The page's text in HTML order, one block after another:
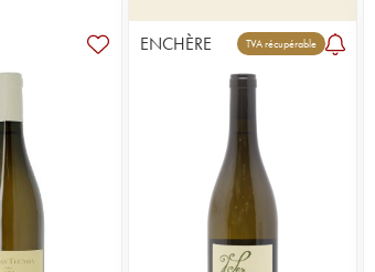
ENCHÈRE TVA récupérable